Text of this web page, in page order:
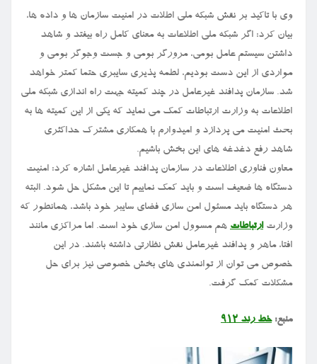
وی با تاکید بر نقش شبکه ملی اطلات در امنیت سازمان ها و داده ها،
بیان کرد: اگر شبکه ملی اطلاعات به معنای کامل راه بیفتد و شاهد
داشتن سیستم عامل بومی، مرورگر بومی و جست وجوگر بومی و
مواردی از این دست بودیم، لطمه پذیری سایبری حتما کمتر خواهد
شد. سازمان پدافند غیرعامل در چند کمیته جهت راه اندازی شبکه ملی
اطلاعات به وزارت ارتباطات کمک می نماید که یکی از این کمیته ها به
بحث امنیت می پردازد و امیدوارم با همکاری مشترک حداکثری
شاهد رفع دغدغه های این بخش باشیم.
معاون فناوری اطلاعات در سازمان پدافند غیرعامل اشاره کرد: امنیت
دستگاه ها ضعیف است و باید کمک نماییم تا این مشکل حل شود. البته
هر دستگاه باید مسئول امن سازی فضای سایبر خود باشد، همانطور که
وزارتارتباطات هم مسوول امن سازی خود است. اما مراکزی مانند
افتا، ماهر و پدافند غیرعامل نقش نظارتی داشته باشند. در این
خصوص می توان از توانمندی های بخش خصوصی نیز برای حل
مشکلات کمک گرفت.
منبع:خط رند ۹۱۲